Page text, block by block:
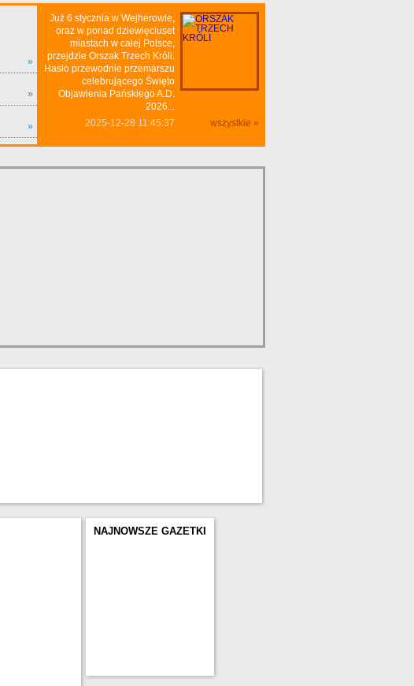
»
»
»
Już 6 stycznia w Wejherowie,
oraz w ponad dziewięciuset
miastach w całej Polsce,
przejdzie Orszak Trzech Króli.
Hasło przewodnie przemarszu
celebrującego Święto
Objawienia Pańskiego A.D.
2026...
2025-12-28 11:45:37
wszystkie »
NAJNOWSZE GAZETKI